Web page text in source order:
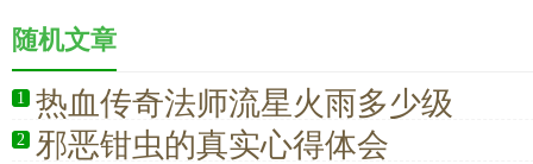
随机文章
1 热血传奇法师流星火雨多少级
2 邪恶钳虫的真实心得体会